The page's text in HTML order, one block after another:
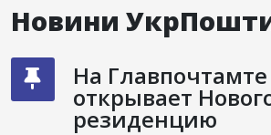
Новини
На
открывает
резиденцию